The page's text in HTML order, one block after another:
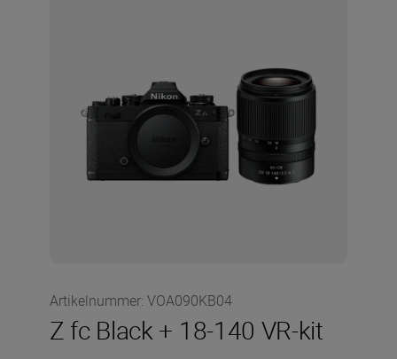
Artikelnummer: VOA090KB04
Z fc Black + 18-140 VR-kit